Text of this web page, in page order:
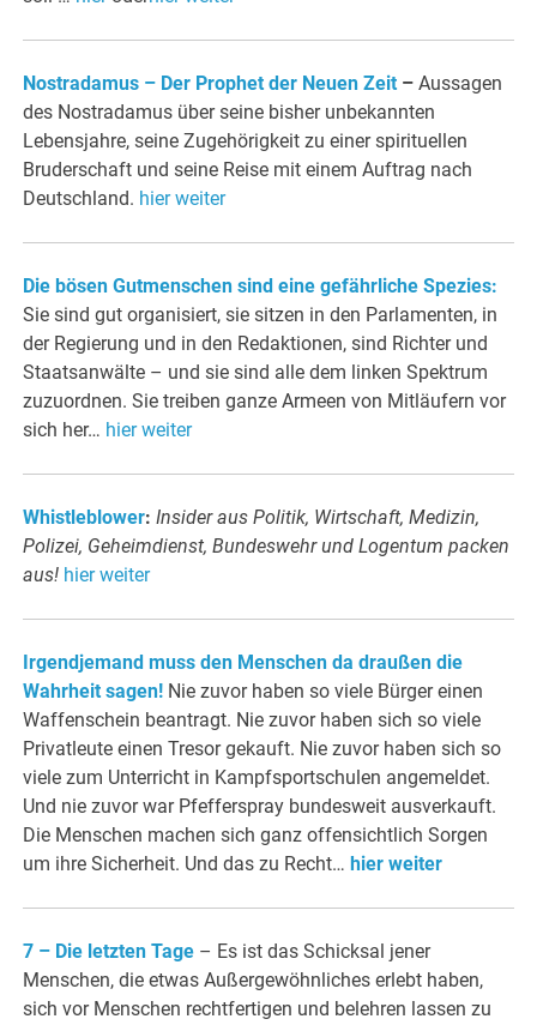
Nostradamus – Der Prophet der Neuen Zeit –Aussagen
des Nostradamus über seine bisher unbekannten
Lebensjahre, seine Zugehörigkeit zu einer spirituellen
Bruderschaft und seine Reise mit einem Auftrag nach
Deutschland. hier weiter
Die bösen Gutmenschen sind eine gefährliche Spezies:
Sie sind gut organisiert, sie sitzen in den Parlamenten, in
der Regierung und in den Redaktionen, sind Richter und
Staatsanwälte – und sie sind alle dem linken Spektrum
zuzuordnen. Sie treiben ganze Armeen von Mitläufern vor
sich her… hier weiter
Whistleblower: Insider aus Politik, Wirtschaft, Medizin,
Polizei, Geheimdienst, Bundeswehr und Logentum packen
aus! hier weiter
Irgendjemand muss den Menschen da draußen die
Wahrheit sagen! Nie zuvor haben so viele Bürger einen
Waffenschein beantragt. Nie zuvor haben sich so viele
Privatleute einen Tresor gekauft. Nie zuvor haben sich so
viele zum Unterricht in Kampfsportschulen angemeldet.
Und nie zuvor war Pfefferspray bundesweit ausverkauft.
Die Menschen machen sich ganz offensichtlich Sorgen
um ihre Sicherheit. Und das zu Recht… hier weiter
7 – Die letzten Tage – Es ist das Schicksal jener
Menschen, die etwas Außergewöhnliches erlebt haben,
sich vor Menschen rechtfertigen und belehren lassen zu